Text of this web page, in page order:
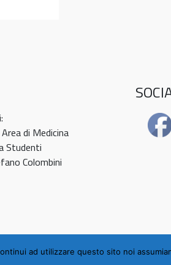
di Medicina
Studenti
Colombini
ad utilizzare questo sito noi